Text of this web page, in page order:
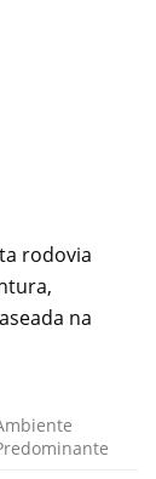
rodovia
na